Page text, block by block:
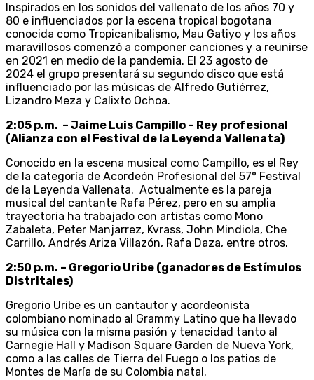
Inspirados en los sonidos del vallenato de los años 70 y
80 e influenciados por la escena tropical bogotana
conocida como Tropicanibalismo, Mau Gatiyo y los años
maravillosos comenzó a componer canciones y a reunirse
en 2021 en medio de la pandemia. El 23 agosto de
2024 el grupo presentará su segundo disco que está
influenciado por las músicas de Alfredo Gutiérrez,
Lizandro Meza y Calixto Ochoa.
2:05 p.m. – Jaime Luis Campillo – Rey profesional
(Alianza con el Festival de la Leyenda Vallenata)
Conocido en la escena musical como Campillo, es el Rey
de la categoría de Acordeón Profesional del 57° Festival
de la Leyenda Vallenata. Actualmente es la pareja
musical del cantante Rafa Pérez, pero en su amplia
trayectoria ha trabajado con artistas como Mono
Zabaleta, Peter Manjarrez, Kvrass, John Mindiola, Che
Carrillo, Andrés Ariza Villazón, Rafa Daza, entre otros.
2:50 p.m. – Gregorio Uribe (ganadores de Estímulos
Distritales)
Gregorio Uribe es un cantautor y acordeonista
colombiano nominado al Grammy Latino que ha llevado
su música con la misma pasión y tenacidad tanto al
Carnegie Hall y Madison Square Garden de Nueva York,
como a las calles de Tierra del Fuego o los patios de
Montes de María de su Colombia natal.